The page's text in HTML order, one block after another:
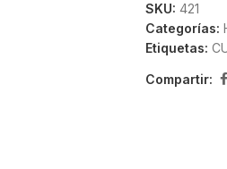
pulido aporta
estado
Diseño
SKU:421
Categorías:
Etiquetas:
Compartir: